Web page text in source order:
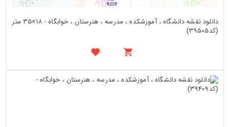
دانلود نقشه دانشگاه ، آموزشکده ، مدرسه ، هنرستان ، خوابگاه - 18×35 متر
(کد39505)